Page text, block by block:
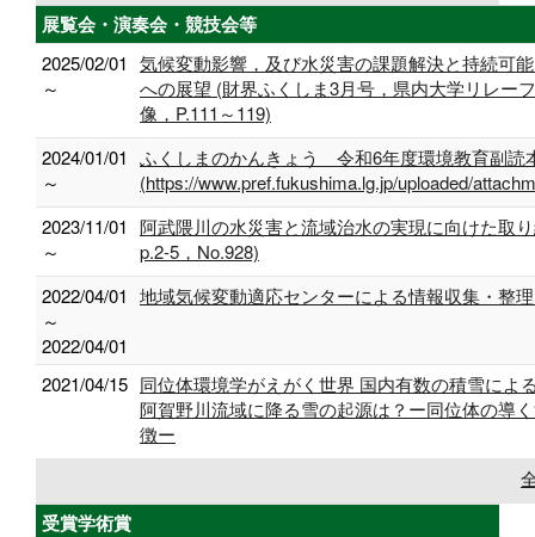
展覧会・演奏会・競技会等
2025/02/01
～
気候変動影響，及び水災害の課題解決と持続可
への展望 (財界ふくしま3月号，県内大学リレー
像，P.111～119)
2024/01/01
～
ふくしまのかんきょう 令和6年度環境教育副読
(https://www.pref.fukushima.lg.jp/uploaded/
2023/11/01
～
阿武隈川の水災害と流域治水の実現に向けた取
p.2-5，No.928)
2022/04/01
～
2022/04/01
地域気候変動適応センターによる情報収集・整
2021/04/15 同位体環境学がえがく世界 国内有数の積雪によ
阿賀野川流域に降る雪の起源は？ー同位体の導
徴ー
受賞学術賞